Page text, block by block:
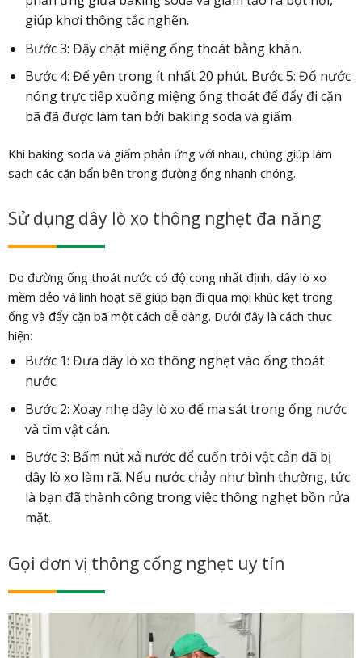
giúp khơi thông tắc nghẽn.
Bước 3: Đậy chặt miệng ống thoát bằng khăn.
Bước 4: Để yên trong ít nhất 20 phút. Bước 5: Đổ nước
nóng trực tiếp xuống miệng ống thoát để đẩy đi cặn
bã đã được làm tan bởi baking soda và giấm.
Khi baking soda và giấm phản ứng với nhau, chúng giúp làm
sạch các cặn bẩn bên trong đường ống nhanh chóng.
Sử dụng dây lò xo thông nghẹt đa năng
Do đường ống thoát nước có độ cong nhất định, dây lò xo
mềm dẻo và linh hoạt sẽ giúp bạn đi qua mọi khúc kẹt trong
ống và đẩy cặn bã một cách dễ dàng. Dưới đây là cách thực
hiện:
Bước 1: Đưa dây lò xo thông nghẹt vào ống thoát
nước.
Bước 2: Xoay nhẹ dây lò xo để ma sát trong ống nước
và tìm vật cản.
Bước 3: Bấm nút xả nước để cuốn trôi vật cản đã bị
dây lò xo làm rã. Nếu nước chảy như bình thường, tức
là bạn đã thành công trong việc thông nghẹt bồn rửa
mặt.
Gọi đơn vị thông cống nghẹt uy tín